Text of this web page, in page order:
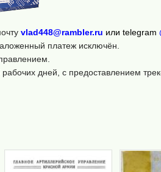
vlad448@rambler.ru или telegram
платеж исключён.
дней, с предоставлением